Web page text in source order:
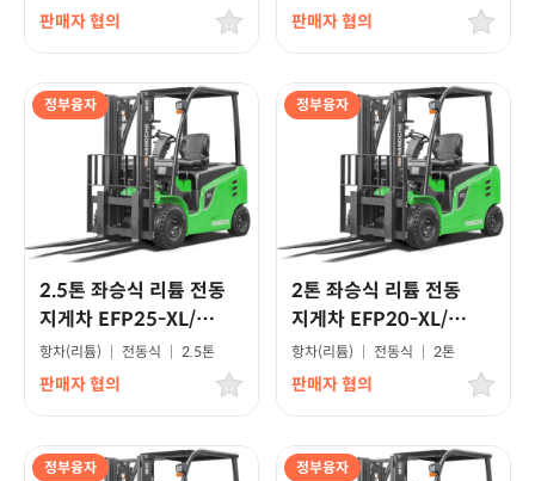
판매자 협의 판매자 협의
정부융자
2.5톤 좌승식 리튬 전동
지게차 EFP25-XL/
고급형모델
항차(리튬) | 전동식 | 2.5톤
판매자 협의
정부융자
2톤 좌승식 리튬 전동
지게차 EFP20-XL/
고급형모델
항차(리튬) | 전동식 | 2톤
판매자 협의
정부융자 정부융자